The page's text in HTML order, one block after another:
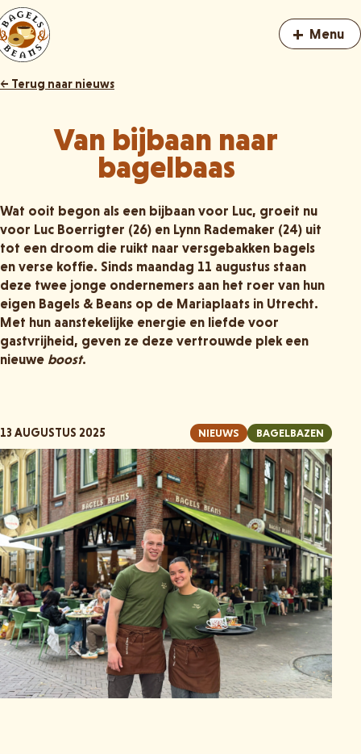
+ Menu
← Terug naar nieuws
Van bijbaan naar
bagelbaas
Wat ooit begon als een bijbaan voor Luc, groeit nu
voor Luc Boerrigter (26) en Lynn Rademaker (24) uit
tot een droom die ruikt naar versgebakken bagels
en verse koffie. Sinds maandag 11 augustus staan
deze twee jonge ondernemers aan het roer van hun
eigen Bagels & Beans op de Mariaplaats in Utrecht.
Met hun aanstekelijke energie en liefde voor
gastvrijheid, geven ze deze vertrouwde plek een
nieuwe boost.
13 AUGUSTUS 2025 NIEUWS BAGELBAZEN